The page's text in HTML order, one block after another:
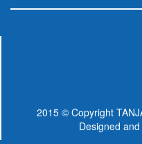
2015 © Copyright
Designed